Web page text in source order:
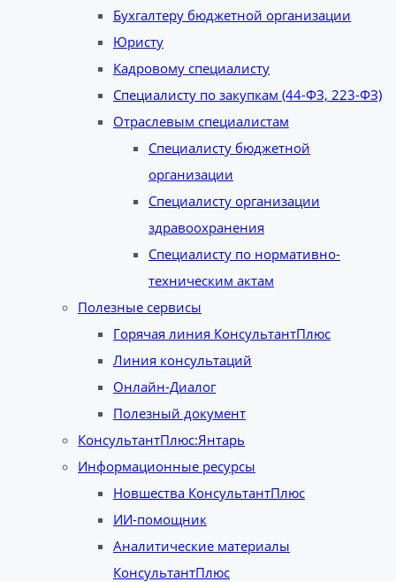
Бухгалтеру бюджетной организации
Юристу
Кадровому специалисту
Специалисту по закупкам (44-ФЗ, 223-ФЗ)
Отраслевым специалистам
Специалисту бюджетной
организации
Специалисту организации
здравоохранения
Специалисту по нормативно-
техническим актам
Полезные сервисы
Горячая линия КонсультантПлюс
Линия консультаций
Онлайн-Диалог
Полезный документ
КонсультантПлюс:Янтарь
Информационные ресурсы
Новшества КонсультантПлюс
ИИ-помощник
Аналитические материалы
КонсультантПлюс